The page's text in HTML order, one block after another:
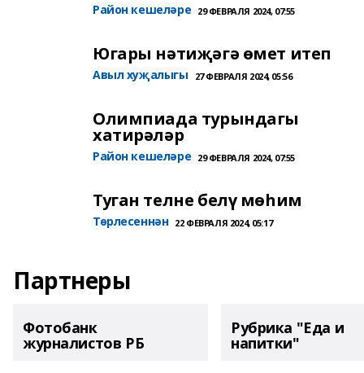
Район кешеләре 29 ФЕВРАЛЯ 2024, 07:55
Югары нәтиҗәгә өмет итеп
Авыл хуҗалыгы 27 ФЕВРАЛЯ 2024, 05:56
Олимпиада турындагы
хатирәләр
Район кешеләре 29 ФЕВРАЛЯ 2024, 07:55
Туган телне белү мөһим
Төрлесеннән 22 ФЕВРАЛЯ 2024, 05:17
Партнеры
Фотобанк
журналистов РБ
Рубрика "Еда и
напитки"